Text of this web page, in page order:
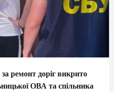
ремонт доріг викрито
ОВА та спільника